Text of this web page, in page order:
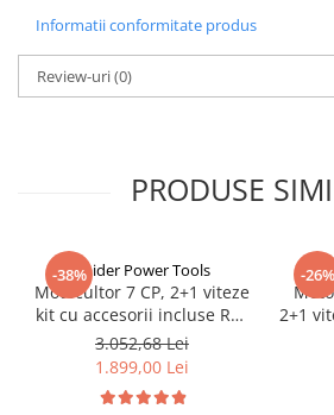
Informatii conformitate produs
Review-uri(0)
PRODUSE
-38%Raider Power Tools
Motocultor 7 CP, 2+1 viteze
kit cu accesorii incluse RD-
T03
3.052,68 Lei
1.899,00 Lei
-26%
2+1